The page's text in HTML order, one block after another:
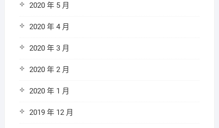
2020 年 5 月
2020 年 4 月
2020 年 3 月
2020 年 2 月
2020 年 1 月
2019 年 12 月